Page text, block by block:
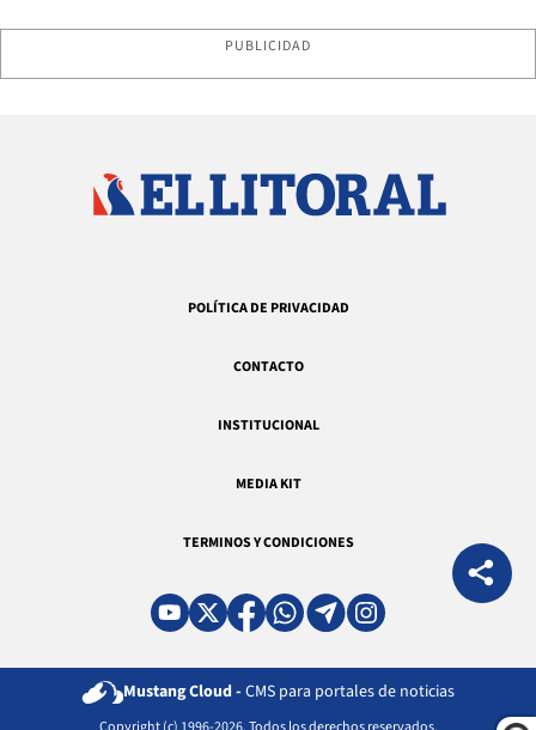
PUBLICIDAD
POLÍTICA DE PRIVACIDAD
CONTACTO
INSTITUCIONAL
MEDIA KIT
TERMINOS Y CONDICIONES
Mustang Cloud - CMS para portales de noticias